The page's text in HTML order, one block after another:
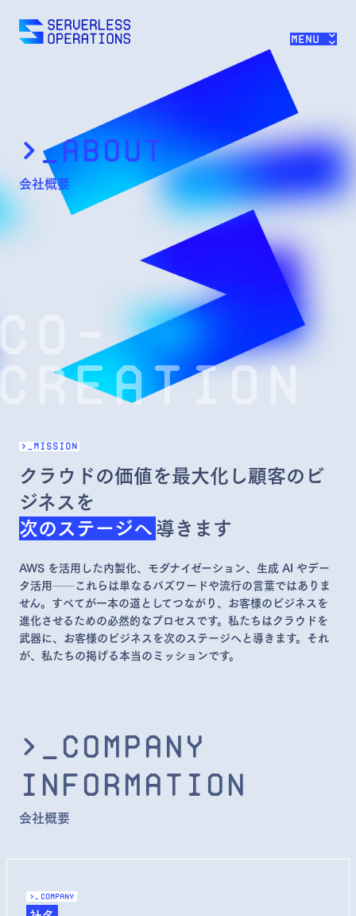
Menu >>
>_About
会社概要
>_MISSION
クラウドの価値を最大化し顧客のビ
ジネスを
次のステージへ導きます
AWS を活用した内製化、モダナイゼーション、生成 AI やデー
タ活用──これらは単なるバズワードや流行の言葉ではありま
せん。すべてが一本の道としてつながり、お客様のビジネスを
進化させるための必然的なプロセスです。私たちはクラウドを
武器に、お客様のビジネスを次のステージへと導きます。それ
が、私たちの掲げる本当のミッションです。
>_Company
Information
会社概要
>_ COMPANY